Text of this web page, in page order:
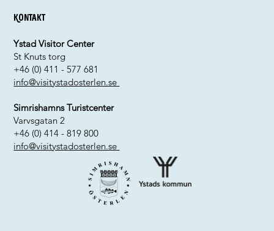
Kontakt
Ystad Visitor Center
St Knuts torg
+46 (0) 411 - 577 681
info@visitystadosterlen.se
Simrishamns Turistcenter
Varvsgatan 2
+46 (0) 414 - 819 800
info@visitystadosterlen.se